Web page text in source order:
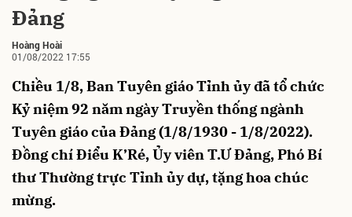
Đảng
Hoàng Hoài
01/08/2022 17:55
Chiều 1/8, Ban Tuyên giáo Tỉnh ủy đã tổ chức
Kỷ niệm 92 năm ngày Truyền thống ngành
Tuyên giáo của Đảng (1/8/1930 - 1/8/2022).
Đồng chí Điểu K’Ré, Ủy viên T.Ư Đảng, Phó Bí
thư Thường trực Tỉnh ủy dự, tặng hoa chúc
mừng.
Hủy Gửi